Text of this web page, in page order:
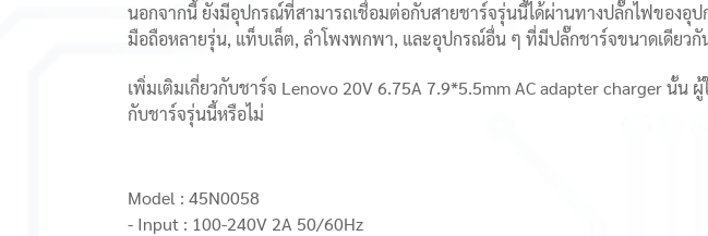
นอกจากนี้ ยังมีอุปกรณ์ที่สามารถเชื่อมต่อกับสายชาร์จรุ่นนี้ได้ผ่านทางปลั๊กไฟของอุ
มือถือหลายรุ่น, แท็บเล็ต, ลำโพงพกพา, และอุปกรณ์อื่น ๆ ที่มีปลั๊กชาร์จขนาดเดียวกั
เพิ่มเติมเกี่ยวกับชาร์จ Lenovo 20V 6.75A 7.9*5.5mm AC adapter charger นั้
กับชาร์จรุ่นนี้หรือไม่
Model : 45N0058
- Input : 100-240V 2A 50/60Hz